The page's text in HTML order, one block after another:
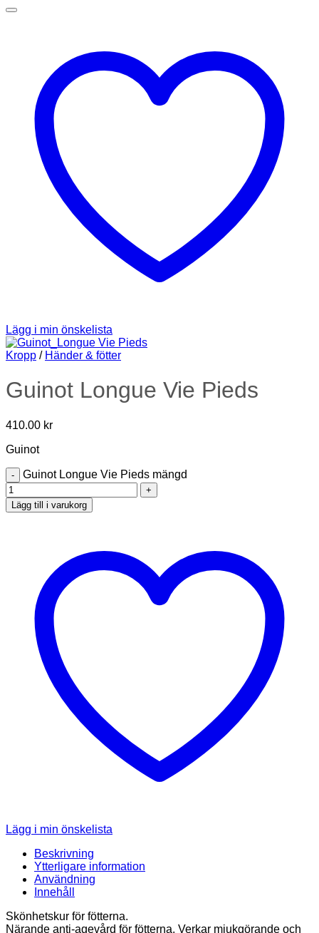
Lägg i min önskelista
Kropp / Händer & fötter
Guinot Longue Vie Pieds
410.00 kr
Guinot
Guinot Longue Vie Pieds mängd
Lägg till i varukorg
Lägg i min önskelista
Beskrivning
Ytterligare information
Användning
Innehåll
Skönhetskur för fötterna.
Närande anti-agevård för fötterna. Verkar mjukgörande och